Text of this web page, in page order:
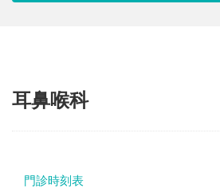
耳鼻喉科
門診時刻表